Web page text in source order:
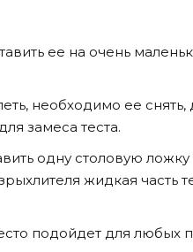
ее на очень
необходимо ее снять,
замеса теста.
одну столовую
жидкая часть
подойдет для любых